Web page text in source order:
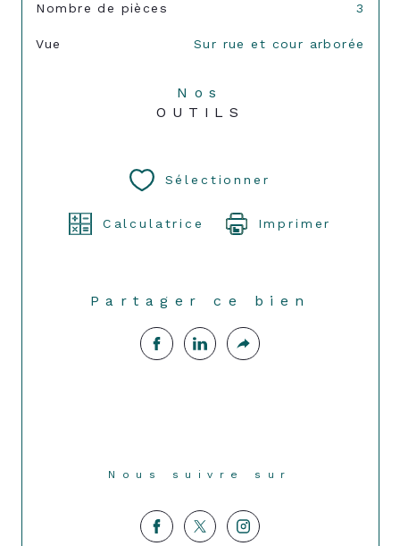
Nombre de pièces 3
Vue Sur rue et cour arborée
Nos
OUTILS
Sélectionner
Calculatrice Imprimer
Partager ce bien
Nous suivre sur